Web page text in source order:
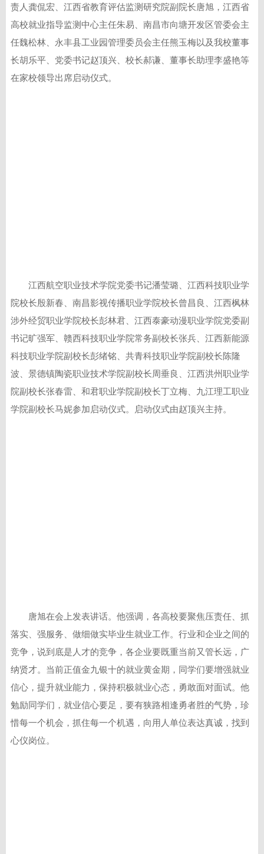
责人龚侃宏、江西省教育评估监测研究院副院长唐旭，江西省
高校就业指导监测中心主任朱易、南昌市向塘开发区管委会主
任魏松林、永丰县工业园管理委员会主任熊玉梅以及我校董事
长胡乐平、党委书记赵顶兴、校长郝谦、董事长助理李盛艳等
在家校领导出席启动仪式。
江西航空职业技术学院党委书记潘莹璐、江西科技职业学
院校长殷新春、南昌影视传播职业学院校长曾昌良、江西枫林
涉外经贸职业学院校长彭林君、江西泰豪动漫职业学院党委副
书记旷强军、赣西科技职业学院常务副校长张兵、江西新能源
科技职业学院副校长彭绪铭、共青科技职业学院副校长陈隆
波、景德镇陶瓷职业技术学院副校长周垂良、江西洪州职业学
院副校长张春雷、和君职业学院副校长丁立梅、九江理工职业
学院副校长马妮参加启动仪式。启动仪式由赵顶兴主持。
唐旭在会上发表讲话。他强调，各高校要聚焦压责任、抓
落实、强服务、做细做实毕业生就业工作。行业和企业之间的
竞争，说到底是人才的竞争，各企业要既重当前又管长远，广
纳贤才。当前正值金九银十的就业黄金期，同学们要增强就业
信心，提升就业能力，保持积极就业心态，勇敢面对面试。他
勉励同学们，就业信心要足，要有狭路相逢勇者胜的气势，珍
惜每一个机会，抓住每一个机遇，向用人单位表达真诚，找到
心仪岗位。